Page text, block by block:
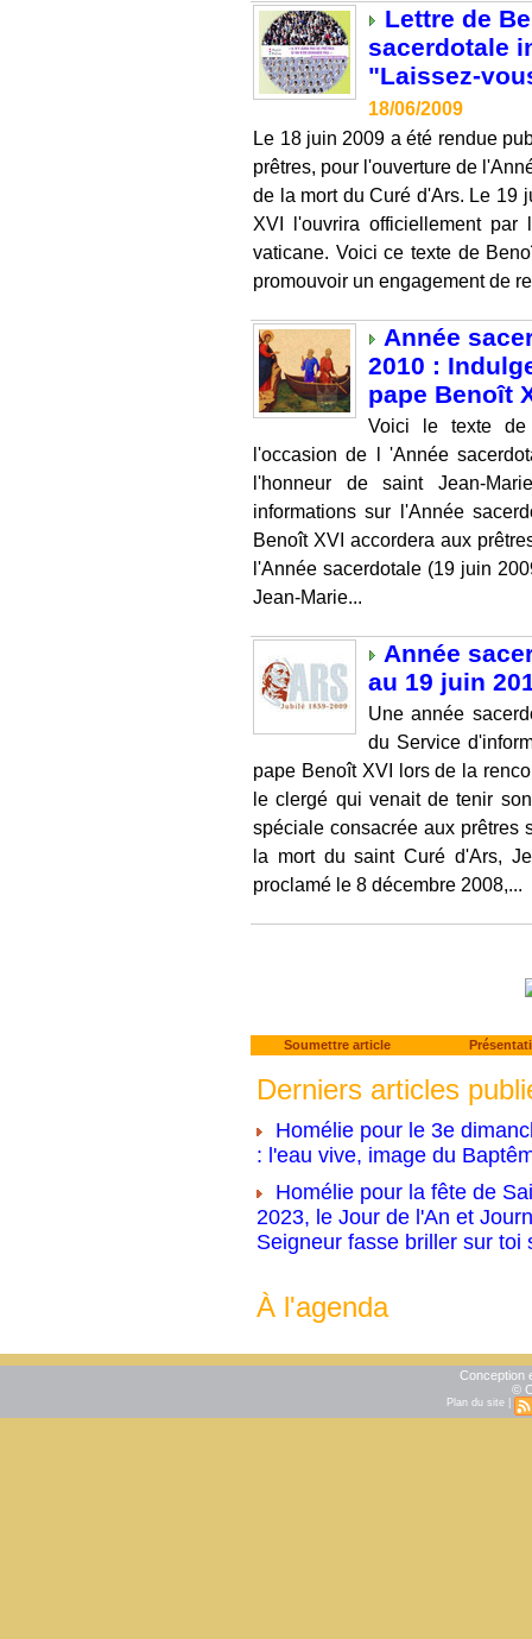
Lettre de
sacerdotale
"Laissez-
18/06/2009
Le 18 juin 2009 a été rendue
prêtres, pour l'ouverture de
de la mort du Curé d'Ars. Le 19
XVI l'ouvrira officiellement
vaticane. Voici ce texte de
promouvoir un engagement de
Année
2010 :
pape Benoît
Voici le texte de
l'occasion de l 'Année
l'honneur de saint Jean-
informations sur l'Année
Benoît XVI accordera aux
l'Année sacerdotale (19 juin
Jean-Marie...
Année
au 19 juin
Une année
du Service
pape Benoît XVI lors de la
le clergé qui venait de tenir
spéciale consacrée aux prêtres
la mort du saint Curé d'Ars,
proclamé le 8 décembre 2008,...
Soumettre article
Derniers articles
Homélie pour le 3e
: l'eau vive, image du
Homélie pour la fête de
2023, le Jour de l'An et
Seigneur fasse briller sur toi
À l'agenda
Conception
©
Plan du site